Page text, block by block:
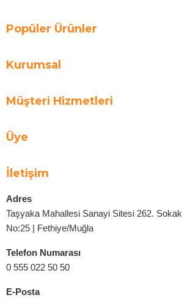
Popüler Ürünler
Kurumsal
Müşteri Hizmetleri
Üye
İletişim
Adres
Taşyaka Mahallesi Sanayi Sitesi 262. Sokak
No:25 | Fethiye/Muğla
Telefon Numarası
0 555 022 50 50
E-Posta